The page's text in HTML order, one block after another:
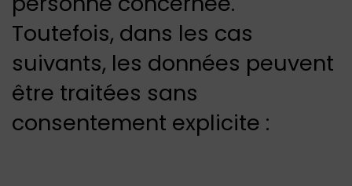
Toutefois, dans les cas
suivants, les données peuvent
être traitées sans
consentement explicite :